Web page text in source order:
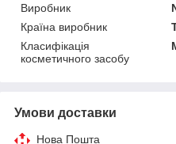
Виробник
Країна виробник
Класифікація
косметичного засобу
Умови доставки
Нова Пошта